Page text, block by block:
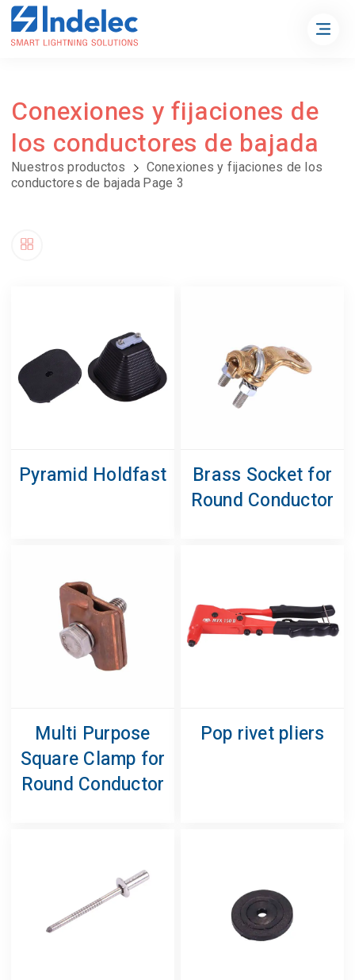
Conexiones y fijaciones de
los conductores de bajada
Nuestros productos
Conexiones y fijaciones de los
conductores de bajada Page 3
Pyramid Holdfast
Brass Socket for
Round Conductor
Multi Purpose
Square Clamp for
Round Conductor
Pop rivet pliers